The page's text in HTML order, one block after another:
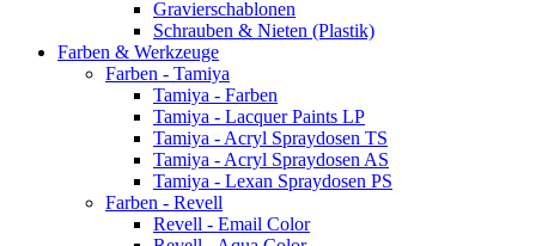
Gravierschablonen
Schrauben & Nieten (Plastik)
Farben & Werkzeuge
Farben - Tamiya
Tamiya - Farben
Tamiya - Lacquer Paints LP
Tamiya - Acryl Spraydosen TS
Tamiya - Acryl Spraydosen AS
Tamiya - Lexan Spraydosen PS
Farben - Revell
Revell - Email Color